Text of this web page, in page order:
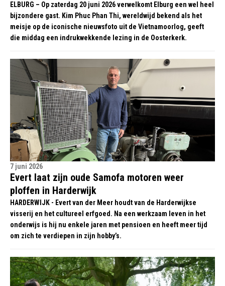
ELBURG – Op zaterdag 20 juni 2026 verwelkomt Elburg een wel heel
bijzondere gast. Kim Phuc Phan Thi, wereldwijd bekend als het
meisje op de iconische nieuwsfoto uit de Vietnamoorlog, geeft
die middag een indrukwekkende lezing in de Oosterkerk.
7 juni 2026
Evert laat zijn oude Samofa motoren weer
ploffen in Harderwijk
HARDERWIJK - Evert van der Meer houdt van de Harderwijkse
visserij en het cultureel erfgoed. Na een werkzaam leven in het
onderwijs is hij nu enkele jaren met pensioen en heeft meer tijd
om zich te verdiepen in zijn hobby’s.